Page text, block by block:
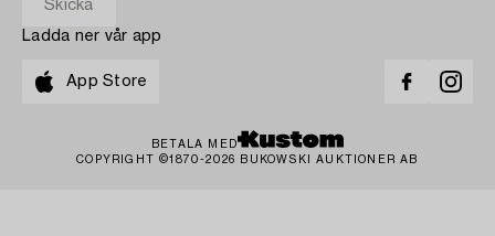
Ladda ner vår app
App Store
BETALA MED
COPYRIGHT ©1870-2026 BUKOWSKI AUKTIONER AB